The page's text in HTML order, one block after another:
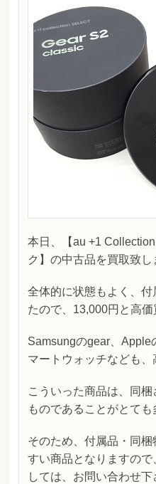
本日、【au +1
ク】の中古品を買取致し
全体的に状態もよく、
たので、13,000円と高価
Samsungのgear、Apple
マートウォッチなども、
こういった商品は、同
ものであることがとても
そのため、付属品・同
すい商品となりますので
しては、お問い合わせ下